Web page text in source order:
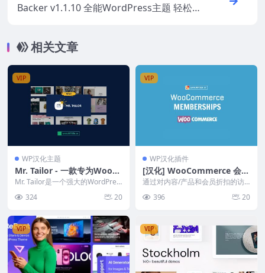
Backer v1.1.10 全能WordPress主题 轻松
相关文章
VIP
WP汉化主题
Mr. Tailor - 一款专为WooC
ommerce设计的电子商务W
ordPress主题
Mr. Tailor是一个强大的WordPres
s主题，专为希望在网上建立商店
的...324 20
VIP
WP汉化插件
[汉化] WooCommerce 会员
资格 Memberships v1.26.9
通过对内容/产品和会员折扣的访
问控制，为您的会员协会、在线杂
志、在线学习网站等提...
396 20
VIP VIP